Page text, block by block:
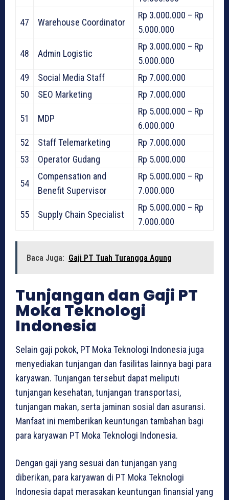
47 Warehouse Coordinator
Rp 3.000.000 – Rp
5.000.000
48 Admin Logistic
Rp 3.000.000 – Rp
5.000.000
49
Social Media Staff
Rp 7.000.000
50
SEO Marketing Rp 7.000.000
51 MDP
Rp 5.000.000 – Rp
6.000.000
52
Staff Telemarketing
Rp 7.000.000
53
Operator Gudang Rp 5.000.000
54
Compensation and
Benefit Supervisor
Rp 5.000.000 – Rp
7.000.000
55 Supply Chain Specialist
Rp 5.000.000 – Rp
7.000.000
Baca Juga: Gaji PT Tuah Turangga Agung
Tunjangan dan Gaji PT
Moka Teknologi
Indonesia
Selain gaji pokok, PT Moka Teknologi Indonesia juga
menyediakan tunjangan dan fasilitas lainnya bagi para
karyawan. Tunjangan tersebut dapat meliputi
tunjangan kesehatan, tunjangan transportasi,
tunjangan makan, serta jaminan sosial dan asuransi.
Manfaat ini memberikan keuntungan tambahan bagi
para karyawan PT Moka Teknologi Indonesia.
Dengan gaji yang sesuai dan tunjangan yang
diberikan, para karyawan di PT Moka Teknologi
Indonesia dapat merasakan keuntungan finansial yang